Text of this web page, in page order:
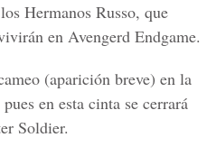
Hermanos Russo, que
en Avengerd Endgame.
(aparición breve) en la
en esta cinta se cerrará
Soldier.